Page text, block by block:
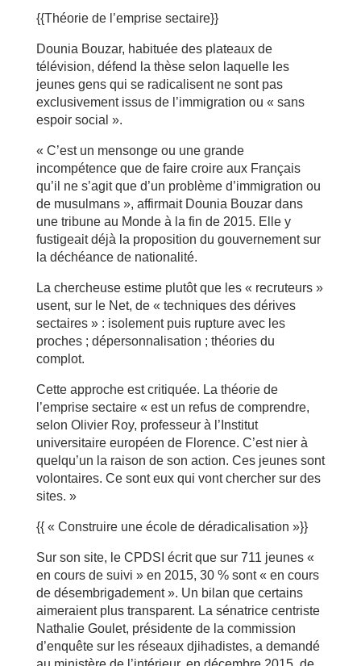
{{Théorie de l’emprise sectaire}}
Dounia Bouzar, habituée des plateaux de
télévision, défend la thèse selon laquelle les
jeunes gens qui se radicalisent ne sont pas
exclusivement issus de l’immigration ou « sans
espoir social ».
« C’est un mensonge ou une grande
incompétence que de faire croire aux Français
qu’il ne s’agit que d’un problème d’immigration ou
de musulmans », affirmait Dounia Bouzar dans
une tribune au Monde à la fin de 2015. Elle y
fustigeait déjà la proposition du gouvernement sur
la déchéance de nationalité.
La chercheuse estime plutôt que les « recruteurs »
usent, sur le Net, de « techniques des dérives
sectaires » : isolement puis rupture avec les
proches ; dépersonnalisation ; théories du
complot.
Cette approche est critiquée. La théorie de
l’emprise sectaire « est un refus de comprendre,
selon Olivier Roy, professeur à l’Institut
universitaire européen de Florence. C’est nier à
quelqu’un la raison de son action. Ces jeunes sont
volontaires. Ce sont eux qui vont chercher sur des
sites. »
{{ « Construire une école de déradicalisation »}}
Sur son site, le CPDSI écrit que sur 711 jeunes «
en cours de suivi » en 2015, 30 % sont « en cours
de désembrigadement ». Un bilan que certains
aimeraient plus transparent. La sénatrice centriste
Nathalie Goulet, présidente de la commission
d’enquête sur les réseaux djihadistes, a demandé